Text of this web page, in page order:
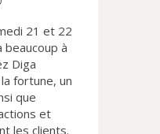
21 et 22
à
Diga
fortune, un
que
et
les clients.